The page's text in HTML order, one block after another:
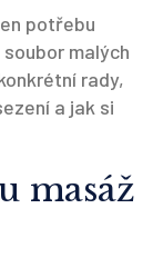
potřebu
malých
rady,
a jak si
masáž